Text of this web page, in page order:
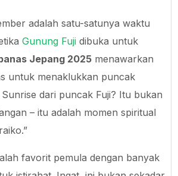
adalah satu-satunya waktu
Gunung Fuji dibuka untuk
Jepang 2025 menawarkan
untuk menaklukkan puncak
dari puncak Fuji? Itu bukan
– itu adalah momen spiritual
favorit pemula dengan banyak